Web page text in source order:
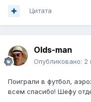
Цитата
Olds-man
Опубликовано: 2
Поиграли в футбол,
всем спасибо! Шефу